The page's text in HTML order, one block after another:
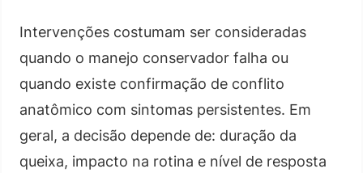
Intervenções costumam ser consideradas
quando o manejo conservador falha ou
quando existe confirmação de conflito
anatômico com sintomas persistentes. Em
geral, a decisão depende de: duração da
queixa, impacto na rotina e nível de resposta